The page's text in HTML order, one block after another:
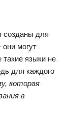
созданы для
они могут
языки не
для каждого
которая
в